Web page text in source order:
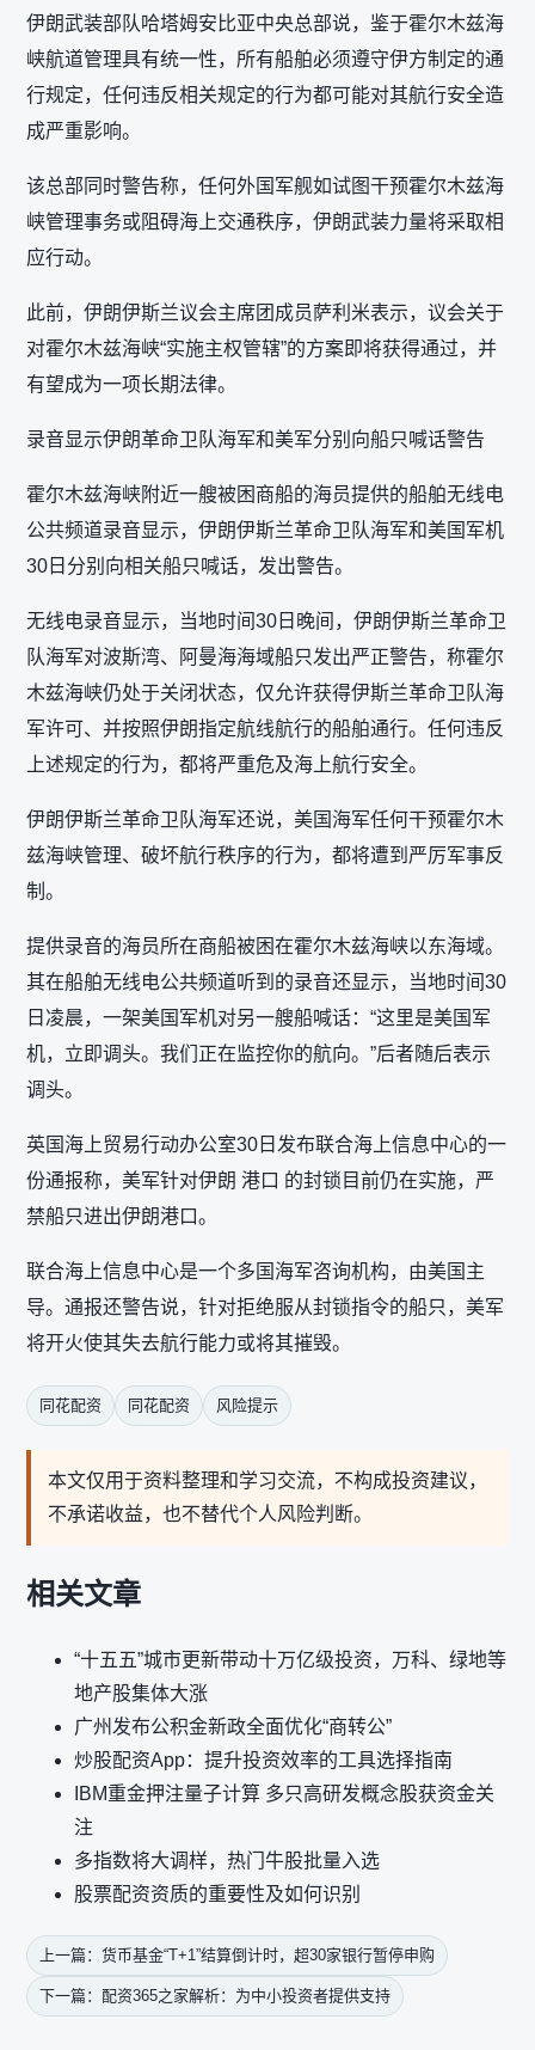
伊朗武装部队哈塔姆安比亚中央总部说，鉴于霍尔木兹海
峡航道管理具有统一性，所有船舶必须遵守伊方制定的通
行规定，任何违反相关规定的行为都可能对其航行安全造
成严重影响。
该总部同时警告称，任何外国军舰如试图干预霍尔木兹海
峡管理事务或阻碍海上交通秩序，伊朗武装力量将采取相
应行动。
此前，伊朗伊斯兰议会主席团成员萨利米表示，议会关于
对霍尔木兹海峡“实施主权管辖”的方案即将获得通过，并
有望成为一项长期法律。
录音显示伊朗革命卫队海军和美军分别向船只喊话警告
霍尔木兹海峡附近一艘被困商船的海员提供的船舶无线电
公共频道录音显示，伊朗伊斯兰革命卫队海军和美国军机
30日分别向相关船只喊话，发出警告。
无线电录音显示，当地时间30日晚间，伊朗伊斯兰革命卫
队海军对波斯湾、阿曼海海域船只发出严正警告，称霍尔
木兹海峡仍处于关闭状态，仅允许获得伊斯兰革命卫队海
军许可、并按照伊朗指定航线航行的船舶通行。任何违反
上述规定的行为，都将严重危及海上航行安全。
伊朗伊斯兰革命卫队海军还说，美国海军任何干预霍尔木
兹海峡管理、破坏航行秩序的行为，都将遭到严厉军事反
制。
提供录音的海员所在商船被困在霍尔木兹海峡以东海域。
其在船舶无线电公共频道听到的录音还显示，当地时间30
日凌晨，一架美国军机对另一艘船喊话：“这里是美国军
机，立即调头。我们正在监控你的航向。”后者随后表示
调头。
英国海上贸易行动办公室30日发布联合海上信息中心的一
份通报称，美军针对伊朗 港口 的封锁目前仍在实施，严
禁船只进出伊朗港口。
联合海上信息中心是一个多国海军咨询机构，由美国主
导。通报还警告说，针对拒绝服从封锁指令的船只，美军
将开火使其失去航行能力或将其摧毁。
同花配资 同花配资 风险提示
本文仅用于资料整理和学习交流，不构成投资建议，
不承诺收益，也不替代个人风险判断。
相关文章
“十五五”城市更新带动十万亿级投资，万科、绿地等
地产股集体大涨
广州发布公积金新政全面优化“商转公”
炒股配资App：提升投资效率的工具选择指南
IBM重金押注量子计算 多只高研发概念股获资金关
注
多指数将大调样，热门牛股批量入选
股票配资资质的重要性及如何识别
上一篇：货币基金“T+1”结算倒计时，超30家银行暂停申购
下一篇：配资365之家解析：为中小投资者提供支持